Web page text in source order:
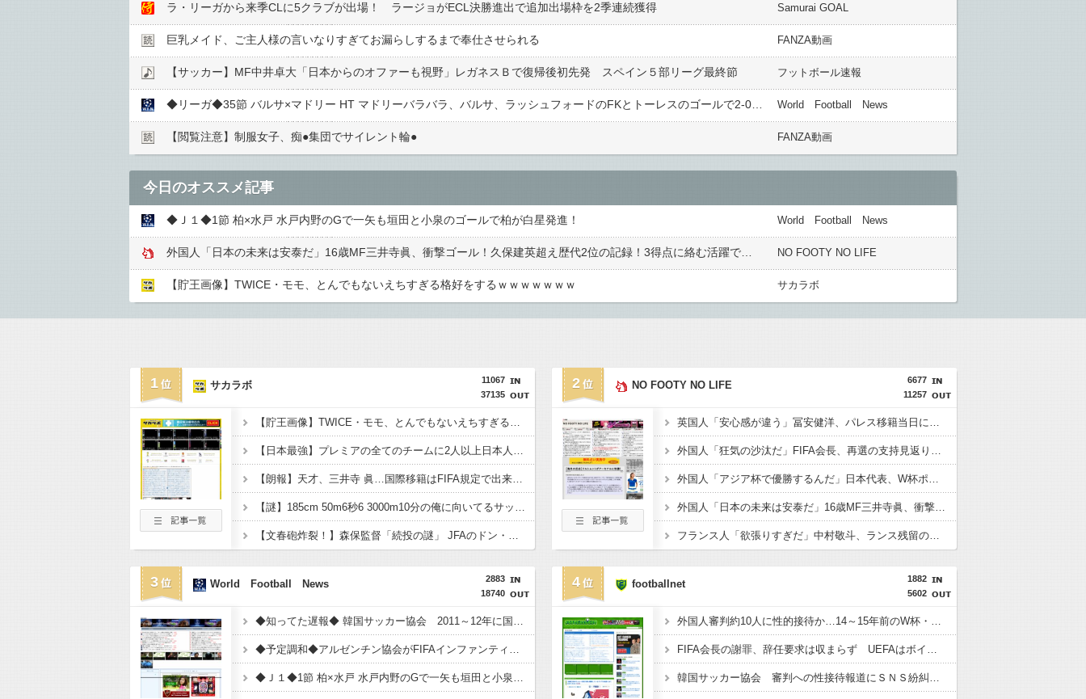
ラ・リーガから来季CLに5クラブが出場！ ラージョがECL決勝進出で追加出場枠を2季連続獲得 Samurai GOAL
巨乳メイド、ご主人様の言いなりすぎてお漏らしするまで奉仕させられる FANZA動画
【サッカー】MF中井卓大「日本からのオファーも視野」レガネスＢで復帰後初先発 スペイン５部リーグ最終節 フットボール速報
World Football News
【閲覧注意】制服女子、痴●︎集団でサイレント輪●︎ FANZA動画
今日のオススメ記事
◆Ｊ１◆1節 柏×水戸 水戸内野のGで一矢も垣田と小泉のゴールで柏が白星発進！ World Football News
NO FOOTY NO LIFE
【貯王画像】TWICE・モモ、とんでもないえちすぎる格好をするｗｗｗｗｗｗｗ サカラボ
1
11067
37135
サカラボ
【貯王画像】TWICE・モモ、とんでもないえちすぎる格好をするｗｗｗｗｗｗｗ
【日本最強】プレミアの全てのチームに2人以上日本人がスタメンとるようになったら そのときこそワールドカップ優勝を狙える！！
【朗報】天才、三井寺 眞…国際移籍はFIFA規定で出来ないから高校卒業したらドルトムントクラスありえるかｗｗｗｗ
【謎】185cm 50m6秒6 3000m10分の俺に向いてるサッカーのポジションｗｗｗｗｗｗ
【文春砲炸裂！】森保監督「続投の謎」 JFAのドン・田嶋幸三に直撃 「目標達成できなかったからと言って消す必要は無い」守田英正にも言及！！
2
6677
11257
NO FOOTY NO LIFE
英国人「安心感が違う」冨安健洋、パレス移籍当日にデビュー！圧巻3連続ブロックも披露で現地サポが気づく..【海外の反応】
外国人「狂気の沙汰だ」FIFA会長、再選の支持見返りにモロッコへ2030年W杯決勝の開催を打診か！海外から批判殺到！【海外の反応】
外国人「アジア杯で優勝するんだ」日本代表、W杯ポット1入りに現実味!?2030大会で出場枠「64」なら追い風に！アメリカ人もポット1争いに熱視線！【海外の反応】
外国人「日本の未来は安泰だ」16歳MF三井寺眞、衝撃ゴール！久保建英超え歴代2位の記録！3得点に絡む活躍で海外絶賛！【海外の反応】
フランス人「欲張りすぎだ」中村敬斗、ランス残留の可能性を会長が示唆！移籍金が交渉の壁に..現地サポの本音がこれ！【海外の反応】
3
2883
18740
World Football News
◆知ってた遅報◆ 韓国サッカー協会 2011～12年に国際審判員らを性接待
◆予定調和◆アルゼンチン協会がFIFAインファンティーノ会長への支持を表明 “W杯売却計画”にも言及 「過ちを認めたことは特筆すべき」
◆Ｊ１◆1節 柏×水戸 水戸内野のGで一矢も垣田と小泉のゴールで柏が白星発進！
4
1882
5602
footballnet
外国人審判約10人に性的接待か…14～15年前のW杯・五輪予選など7試合
FIFA会長の謝罪、辞任要求は収まらず UEFAはボイコットの方針維持
韓国サッカー協会 審判への性接待報道にＳＮＳ紛糾「徹底追及」「２００２年はどうなの？」